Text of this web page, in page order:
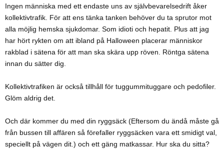
Ingen människa med ett endaste uns av självbevarelsedrift åker
kollektivtrafik. För att ens tänka tanken behöver du ta sprutor mot
alla möjlig hemska sjukdomar. Som idioti och hepatit. Plus att jag
har hört rykten om att ibland på Halloween placerar människor
rakblad i sätena för att man ska skära upp röven. Röntga sätena
innan du sätter dig.
Kollektivtrafiken är också tillhåll för tuggummituggare och pedofiler.
Glöm aldrig det.
Och där kommer du med din ryggsäck (Eftersom du ändå måste gå
från bussen till affären så förefaller ryggsäcken vara ett smidigt val,
speciellt på vägen dit.) och ett gäng matkassar. Hur ska du sitta?